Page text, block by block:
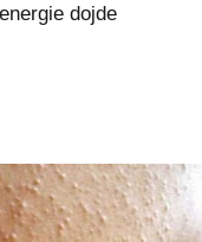
dojde